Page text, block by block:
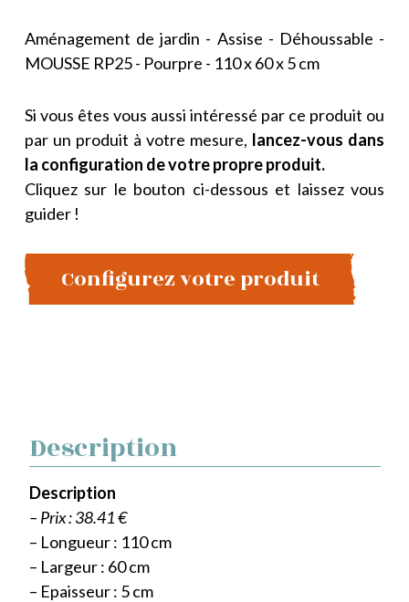
Aménagement de jardin - Assise - Déhoussable -
MOUSSE RP25 - Pourpre - 110 x 60 x 5 cm
Si vous êtes vous aussi intéressé par ce produit ou
par un produit à votre mesure, lancez-vous dans
la configuration de votre propre produit.
Cliquez sur le bouton ci-dessous et laissez vous
guider !
Configurez votre produit
Description
Description
– Prix : 38.41 €
– Longueur : 110 cm
– Largeur : 60 cm
– Epaisseur : 5 cm